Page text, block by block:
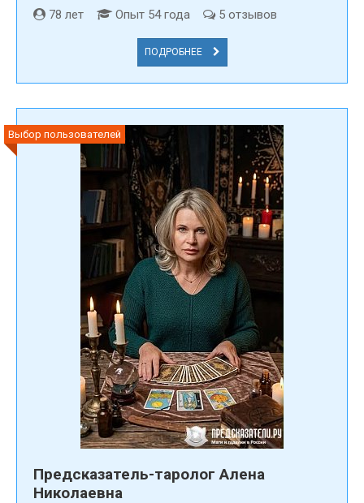
78 лет
Опыт 54 года 5 отзывов
ПОДРОБНЕЕ
Выбор пользователей
Предсказатель-таролог Алена
Николаевна